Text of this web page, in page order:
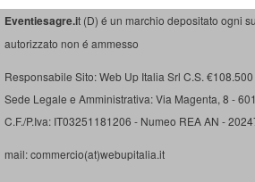
Eventiesagre.it (D) é un marchio depositato ogni
autorizzato non é ammesso
Responsabile Sito: Web Up Italia Srl C.S.
Sede Legale e Amministrativa: Via Magenta, 8 -
C.F./P.Iva: IT03251181206 - Numeo REA AN -
mail: commercio(at)webupitalia.it